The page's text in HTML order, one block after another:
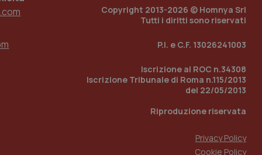
Copyright 2013-2026 © Homnya Srl
Tutti i diritti sono riservati
P.I. e C.F. 13026241003
Iscrizione al ROC n.34308
Iscrizione Tribunale di Roma n.115/2013
del 22/05/2013
Riproduzione riservata
Privacy Policy
Cookie Policy
per mantenere
incorporati
di